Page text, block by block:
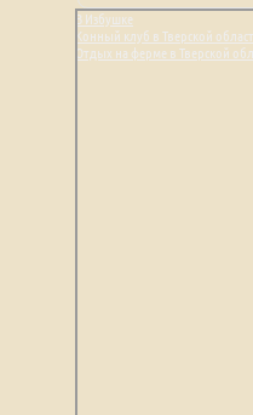
В Избушке
Конный клуб в Тверской
Отдых на ферме в Тверской